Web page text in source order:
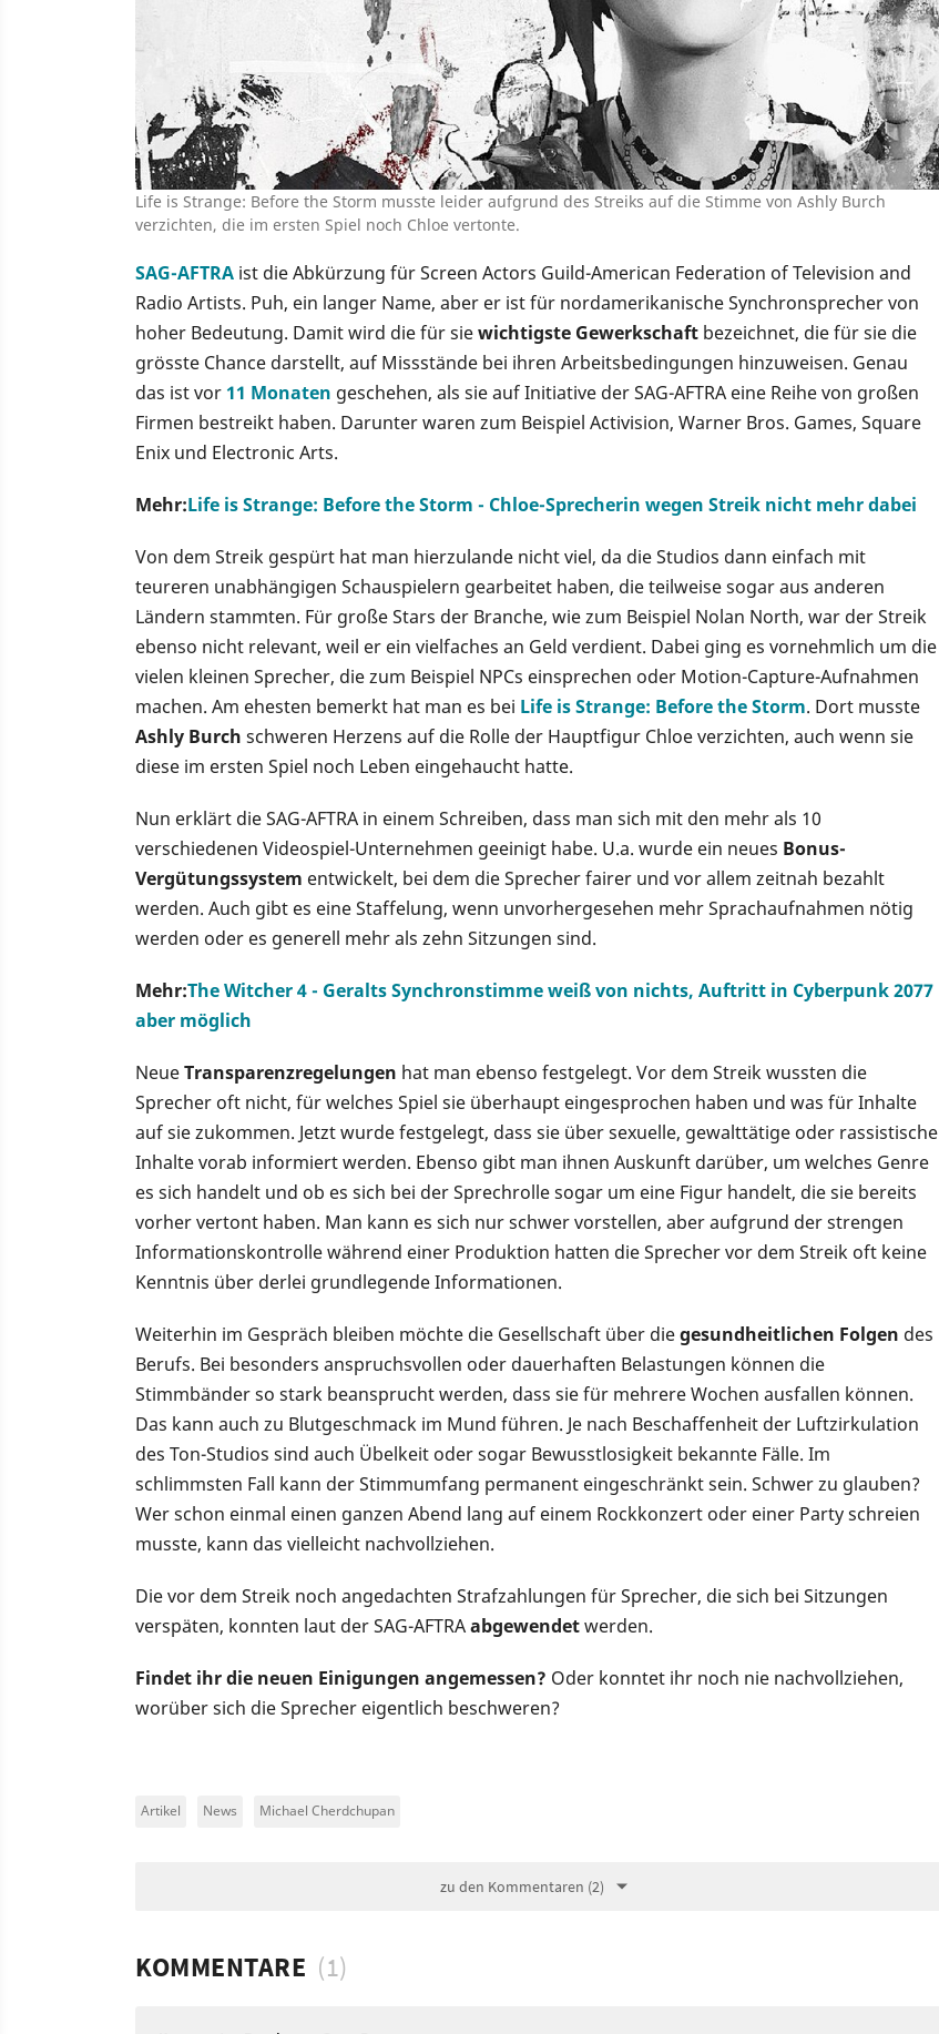
Life is Strange: Before the Storm musste leider aufgrund des Streiks auf die Stimme von Ashly Burch
verzichten, die im ersten Spiel noch Chloe vertonte.
SAG-AFTRA ist die Abkürzung für Screen Actors Guild-American Federation of Television and
Radio Artists. Puh, ein langer Name, aber er ist für nordamerikanische Synchronsprecher von
hoher Bedeutung. Damit wird die für siewichtigste Gewerkschaft bezeichnet, die für sie die
grösste Chance darstellt, auf Missstände bei ihren Arbeitsbedingungen hinzuweisen. Genau
das ist vor 11 Monaten geschehen, als sie auf Initiative der SAG-AFTRA eine Reihe von großen
Firmen bestreikt haben. Darunter waren zum Beispiel Activision, Warner Bros. Games, Square
Enix und Electronic Arts.
Mehr:Life is Strange: Before the Storm - Chloe-Sprecherin wegen Streik nicht mehr dabei
Von dem Streik gespürt hat man hierzulande nicht viel, da die Studios dann einfach mit
teureren unabhängigen Schauspielern gearbeitet haben, die teilweise sogar aus anderen
Ländern stammten. Für große Stars der Branche, wie zum Beispiel Nolan North, war der Streik
ebenso nicht relevant, weil er ein vielfaches an Geld verdient. Dabei ging es vornehmlich um die
vielen kleinen Sprecher, die zum Beispiel NPCs einsprechen oder Motion-Capture-Aufnahmen
machen. Am ehesten bemerkt hat man es bei Life is Strange: Before the Storm. Dort musste
Ashly Burch schweren Herzens auf die Rolle der Hauptfigur Chloe verzichten, auch wenn sie
diese im ersten Spiel noch Leben eingehaucht hatte.
Nun erklärt die SAG-AFTRA in einem Schreiben, dass man sich mit den mehr als 10
verschiedenen Videospiel-Unternehmen geeinigt habe. U.a. wurde ein neues Bonus-
Vergütungssystem entwickelt, bei dem die Sprecher fairer und vor allem zeitnah bezahlt
werden. Auch gibt es eine Staffelung, wenn unvorhergesehen mehr Sprachaufnahmen nötig
werden oder es generell mehr als zehn Sitzungen sind.
Mehr:The Witcher 4 - Geralts Synchronstimme weiß von nichts, Auftritt in Cyberpunk 2077
aber möglich
NeueTransparenzregelungen hat man ebenso festgelegt. Vor dem Streik wussten die
Sprecher oft nicht, für welches Spiel sie überhaupt eingesprochen haben und was für Inhalte
auf sie zukommen. Jetzt wurde festgelegt, dass sie über sexuelle, gewalttätige oder rassistische
Inhalte vorab informiert werden. Ebenso gibt man ihnen Auskunft darüber, um welches Genre
es sich handelt und ob es sich bei der Sprechrolle sogar um eine Figur handelt, die sie bereits
vorher vertont haben. Man kann es sich nur schwer vorstellen, aber aufgrund der strengen
Informationskontrolle während einer Produktion hatten die Sprecher vor dem Streik oft keine
Kenntnis über derlei grundlegende Informationen.
Weiterhin im Gespräch bleiben möchte die Gesellschaft über diegesundheitlichen Folgen des
Berufs. Bei besonders anspruchsvollen oder dauerhaften Belastungen können die
Stimmbänder so stark beansprucht werden, dass sie für mehrere Wochen ausfallen können.
Das kann auch zu Blutgeschmack im Mund führen. Je nach Beschaffenheit der Luftzirkulation
des Ton-Studios sind auch Übelkeit oder sogar Bewusstlosigkeit bekannte Fälle. Im
schlimmsten Fall kann der Stimmumfang permanent eingeschränkt sein. Schwer zu glauben?
Wer schon einmal einen ganzen Abend lang auf einem Rockkonzert oder einer Party schreien
musste, kann das vielleicht nachvollziehen.
Die vor dem Streik noch angedachten Strafzahlungen für Sprecher, die sich bei Sitzungen
verspäten, konnten laut der SAG-AFTRAabgewendetwerden.
Findet ihr die neuen Einigungen angemessen? Oder konntet ihr noch nie nachvollziehen,
worüber sich die Sprecher eigentlich beschweren?
Artikel News Michael Cherdchupan
zu den Kommentaren (2)
KOMMENTARE (1)